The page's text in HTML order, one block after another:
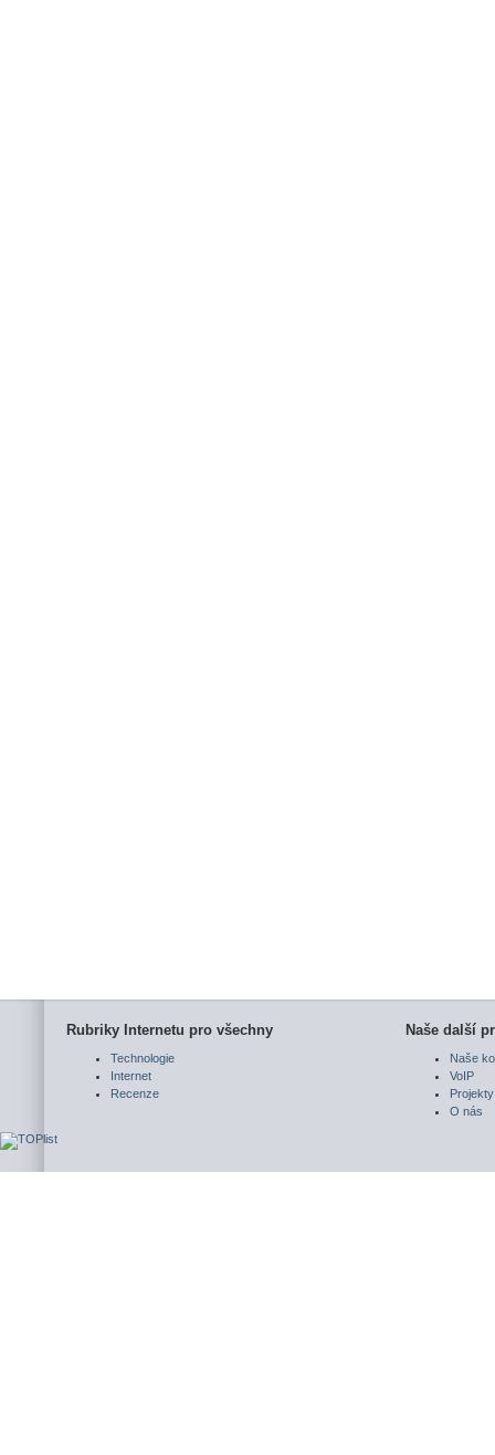
Rubriky Internetu pro všechny
Technologie
Internet
Recenze
Naše další
Naše
VoIP
Projekty
O nás